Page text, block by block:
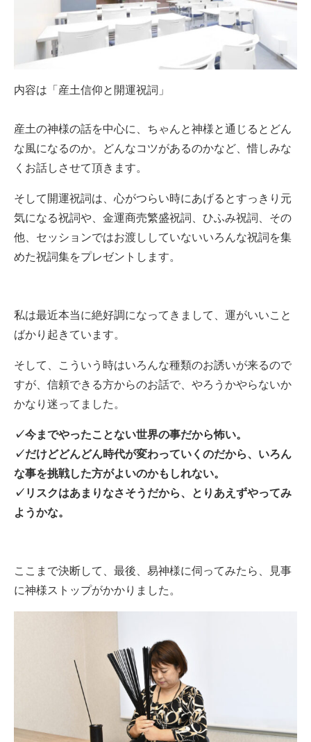
内容は「産土信仰と開運祝詞」
産土の神様の話を中心に、ちゃんと神様と通じるとどん
な風になるのか。どんなコツがあるのかなど、惜しみな
くお話しさせて頂きます。
そして開運祝詞は、心がつらい時にあげるとすっきり元
気になる祝詞や、金運商売繁盛祝詞、ひふみ祝詞、その
他、セッションではお渡ししていないいろんな祝詞を集
めた祝詞集をプレゼントします。
私は最近本当に絶好調になってきまして、運がいいこと
ばかり起きています。
そして、こういう時はいろんな種類のお誘いが来るので
すが、信頼できる方からのお話で、やろうかやらないか
かなり迷ってました。
✓今までやったことない世界の事だから怖い。
✓だけどどんどん時代が変わっていくのだから、いろん
な事を挑戦した方がよいのかもしれない。
✓リスクはあまりなさそうだから、とりあえずやってみ
ようかな。
ここまで決断して、最後、易神様に伺ってみたら、見事
に神様ストップがかかりました。